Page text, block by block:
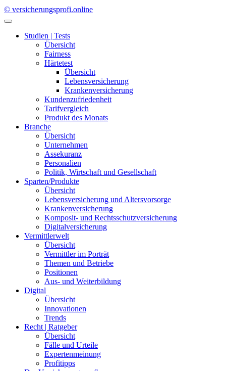
Fairness
Härtetest
Lebensversicherung
Krankenversicherung
Kundenzufriedenheit
Tarifvergleich
Produkt des Monats
Übersicht
Unternehmen
Assekuranz
Personalien
Politik, Wirtschaft und Gesellschaft
Sparten/Produkte
Übersicht
Lebensversicherung und Altersvorsorge
Krankenversicherung
Komposit- und Rechtsschutzversicherung
Digitalversicherung
Vermittlerwelt
Übersicht
Vermittler im Porträt
Themen und Betriebe
Positionen
Aus- und Weiterbildung
Digital
Übersicht
Innovationen
Trends
Recht | Ratgeber
Übersicht
Fälle und Urteile
Expertenmeinung
Profitipps
Der Versicherungsprofi
Übersicht
Über Uns
Der VP als E-Paper
Unser Kooperationspartner AfW
Content-Partner